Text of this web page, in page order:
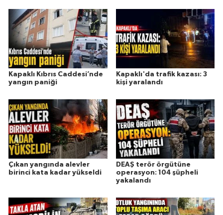
Kapaklı Kıbrıs Caddesi’nde
yangın paniği
Kapaklı'da trafik kazası: 3
kişi yaralandı
Çıkan yangında alevler
birinci kata kadar yükseldi
DEAŞ terör örgütüne
operasyon: 104 şüpheli
yakalandı